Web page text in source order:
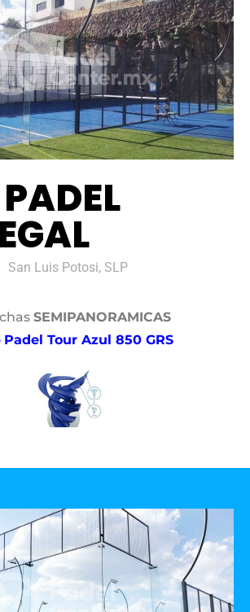
San Luis Potosi, SLP
SEMIPANORAMICAS
Padel Tour Azul 850 GRS